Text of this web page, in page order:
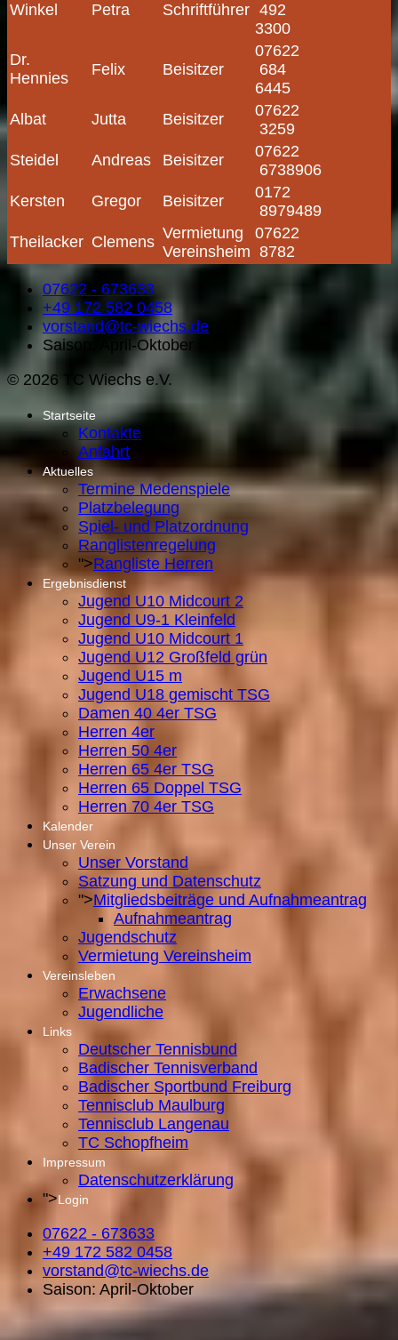
Winkel Petra Schriftführer 492
3300
Dr.
Hennies
Felix Beisitzer
07622
684
6445
Albat
Jutta Beisitzer
07622
3259
Steidel
Andreas Beisitzer
07622
6738906
Kersten
Gregor Beisitzer
0172
8979489
Theilacker Clemens Vermietung
Vereinsheim
07622
8782
07622 - 673633
+49 172 582 0458
vorstand@tc-wiechs.de
Saison: April-Oktober
© 2026 TC Wiechs e.V.
Startseite
Kontakte
Anfahrt
Aktuelles
Termine Medenspiele
Platzbelegung
Spiel- und Platzordnung
Ranglistenregelung
">Rangliste Herren
Ergebnisdienst
Jugend U10 Midcourt 2
Jugend U9-1 Kleinfeld
Jugend U10 Midcourt 1
Jugend U12 Großfeld grün
Jugend U15 m
Jugend U18 gemischt TSG
Damen 40 4er TSG
Herren 4er
Herren 50 4er
Herren 65 4er TSG
Herren 65 Doppel TSG
Herren 70 4er TSG
Kalender
Unser Verein
Unser Vorstand
Satzung und Datenschutz
">Mitgliedsbeiträge und Aufnahmeantrag
Aufnahmeantrag
Jugendschutz
Vermietung Vereinsheim
Vereinsleben
Erwachsene
Jugendliche
Links
Deutscher Tennisbund
Badischer Tennisverband
Badischer Sportbund Freiburg
Tennisclub Maulburg
Tennisclub Langenau
TC Schopfheim
Impressum
Datenschutzerklärung
">Login
07622 - 673633
+49 172 582 0458
vorstand@tc-wiechs.de
Saison: April-Oktober